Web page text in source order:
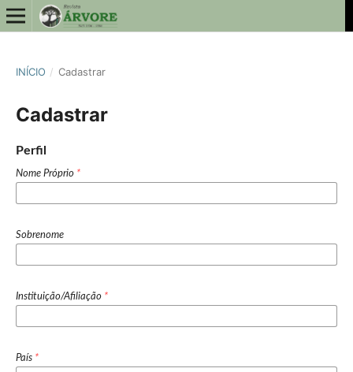
INÍCIO / Cadastrar
Cadastrar
Perfil
Nome Próprio *
Sobrenome
Instituição/Afiliação *
País *